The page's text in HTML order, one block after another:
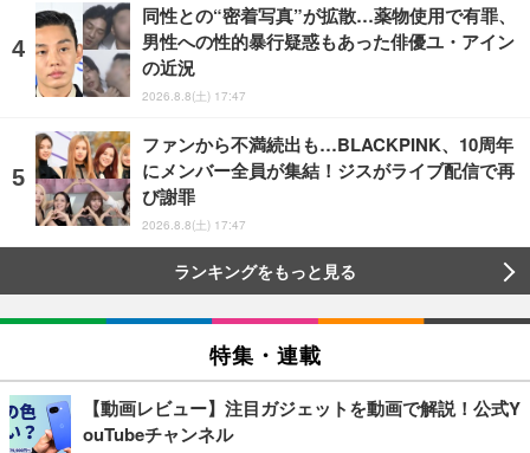
同性との“密着写真”が拡散…薬物使用で有罪、
男性への性的暴行疑惑もあった俳優ユ・アイン
の近況
2026.8.8(土) 17:47
ファンから不満続出も…BLACKPINK、10周年
にメンバー全員が集結！ジスがライブ配信で再
び謝罪
2026.8.8(土) 17:47
ランキングをもっと見る
特集・連載
【動画レビュー】注目ガジェットを動画で解説！公式Y
ouTubeチャンネル